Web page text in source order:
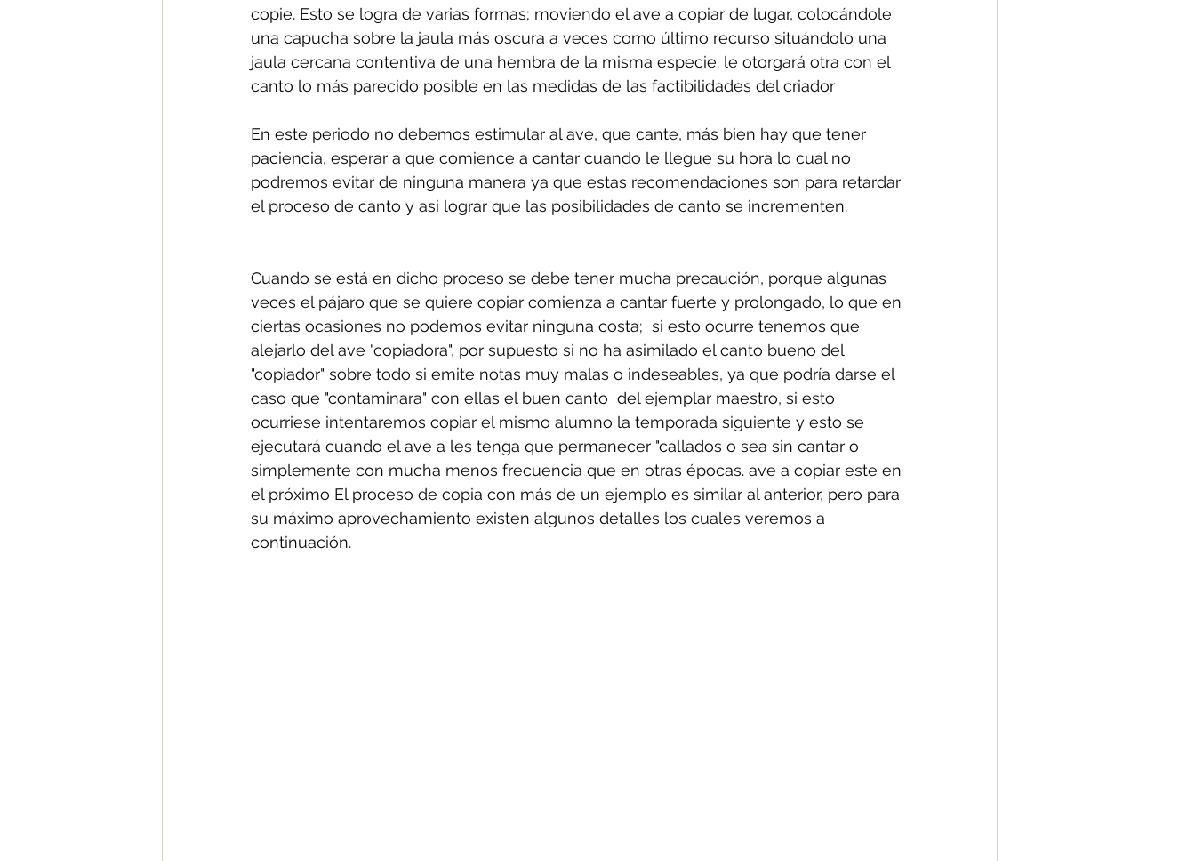
copie. Esto se logra de varias formas; moviendo el ave a copiar de lugar, colocándole
una capucha sobre la jaula más oscura a veces como último recurso situándolo una
jaula cercana contentiva de una hembra de la misma especie. le otorgará otra con el
canto lo más parecido posible en las medidas de las factibilidades del criador
En este periodo no debemos estimular al ave, que cante, más bien hay que tener
paciencia, esperar a que comience a cantar cuando le llegue su hora lo cual no
podremos evitar de ninguna manera ya que estas recomendaciones son para retardar
el proceso de canto y asi lograr que las posibilidades de canto se incrementen.
Cuando se está en dicho proceso se debe tener mucha precaución, porque algunas
veces el pájaro que se quiere copiar comienza a cantar fuerte y prolongado, lo que en
ciertas ocasiones no podemos evitar ninguna costa;  si esto ocurre tenemos que
alejarlo del ave "copiadora", por supuesto si no ha asimilado el canto bueno del
"copiador" sobre todo si emite notas muy malas o indeseables, ya que podría darse el
caso que "contaminara" con ellas el buen canto  del ejemplar maestro, si esto
ocurriese intentaremos copiar el mismo alumno la temporada siguiente y esto se
ejecutará cuando el ave a les tenga que permanecer "callados o sea sin cantar o
simplemente con mucha menos frecuencia que en otras épocas. ave a copiar este en
el próximo El proceso de copia con más de un ejemplo es similar al anterior, pero para
su máximo aprovechamiento existen algunos detalles los cuales veremos a
continuación.